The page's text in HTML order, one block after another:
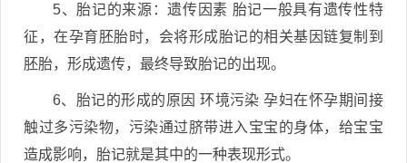
5、胎记的来源：遗传因素 胎记一般具有遗传性特
征，在孕育胚胎时，会将形成胎记的相关基因链复制到
胚胎，形成遗传，最终导致胎记的出现。
6、胎记的形成的原因 环境污染 孕妇在怀孕期间接
触过多污染物，污染通过脐带进入宝宝的身体，给宝宝
造成影响，胎记就是其中的一种表现形式。